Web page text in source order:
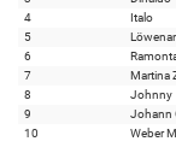
4
Italo
5
6
7
Martina
8
Johnny
9
Johann
10
Weber